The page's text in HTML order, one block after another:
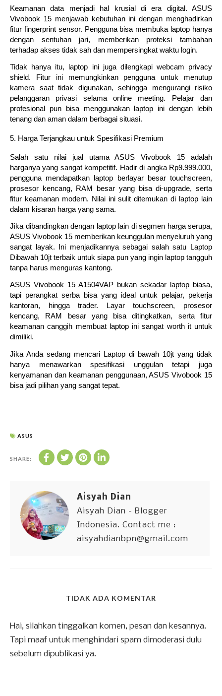
Keamanan data menjadi hal krusial di era digital. ASUS
Vivobook 15 menjawab kebutuhan ini dengan menghadirkan
fitur fingerprint sensor. Pengguna bisa membuka laptop hanya
dengan sentuhan jari, memberikan proteksi tambahan
terhadap akses tidak sah dan mempersingkat waktu login.
Tidak hanya itu, laptop ini juga dilengkapi webcam privacy
shield. Fitur ini memungkinkan pengguna untuk menutup
kamera saat tidak digunakan, sehingga mengurangi risiko
pelanggaran privasi selama online meeting. Pelajar dan
profesional pun bisa menggunakan laptop ini dengan lebih
tenang dan aman dalam berbagai situasi.
5. Harga Terjangkau untuk Spesifikasi Premium
Salah satu nilai jual utama ASUS Vivobook 15 adalah
harganya yang sangat kompetitif. Hadir di angka Rp9.999.000,
pengguna mendapatkan laptop berlayar besar touchscreen,
prosesor kencang, RAM besar yang bisa di-upgrade, serta
fitur keamanan modern. Nilai ini sulit ditemukan di laptop lain
dalam kisaran harga yang sama.
Jika dibandingkan dengan laptop lain di segmen harga serupa,
ASUS Vivobook 15 memberikan keunggulan menyeluruh yang
sangat layak. Ini menjadikannya sebagai salah satu Laptop
Dibawah 10jt terbaik untuk siapa pun yang ingin laptop tangguh
tanpa harus menguras kantong.
ASUS Vivobook 15 A1504VAP bukan sekadar laptop biasa,
tapi perangkat serba bisa yang ideal untuk pelajar, pekerja
kantoran, hingga trader. Layar touchscreen, prosesor
kencang, RAM besar yang bisa ditingkatkan, serta fitur
keamanan canggih membuat laptop ini sangat worth it untuk
dimiliki.
Jika Anda sedang mencari Laptop di bawah 10jt yang tidak
hanya menawarkan spesifikasi unggulan tetapi juga
kenyamanan dan keamanan penggunaan, ASUS Vivobook 15
bisa jadi pilihan yang sangat tepat.
ASUS
SHARE:
Aisyah Dian
Aisyah Dian - Blogger
Indonesia. Contact me :
aisyahdianbpn@gmail.com
TIDAK ADA KOMENTAR
Hai, silahkan tinggalkan komen, pesan dan kesannya.
Tapi maaf untuk menghindari spam dimoderasi dulu
sebelum dipublikasi ya.